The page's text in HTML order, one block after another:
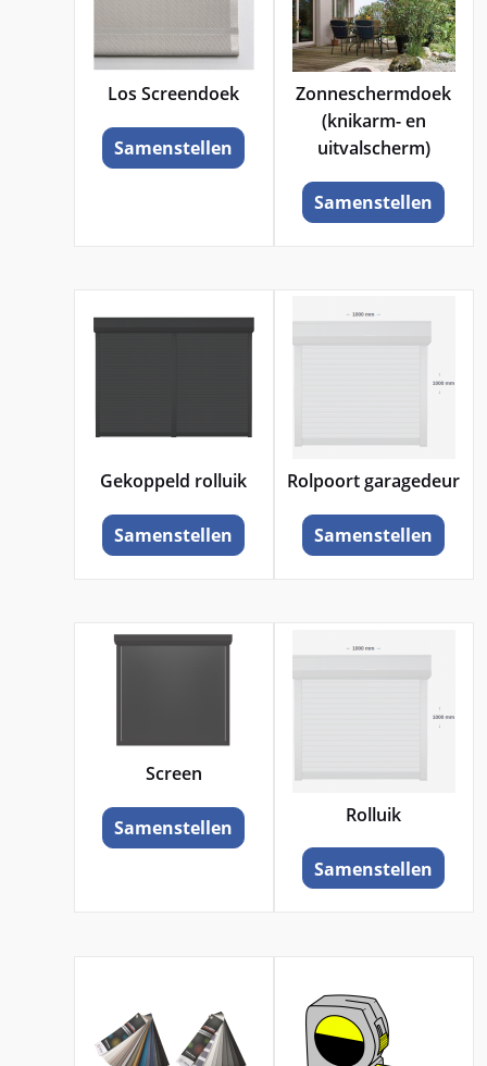
Los Screendoek
Samenstellen
Zonneschermdoek
(knikarm- en
uitvalscherm)
Samenstellen
Gekoppeld rolluik
Samenstellen
Rolpoort garagedeur
Samenstellen
Screen
Samenstellen
Rolluik
Samenstellen